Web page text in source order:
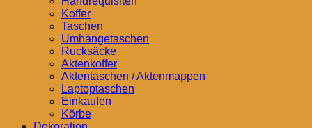
Koffer
Taschen
Umhängetaschen
Rucksäcke
Aktenkoffer
Aktentaschen / Aktenmappen
Laptoptaschen
Einkaufen
Körbe